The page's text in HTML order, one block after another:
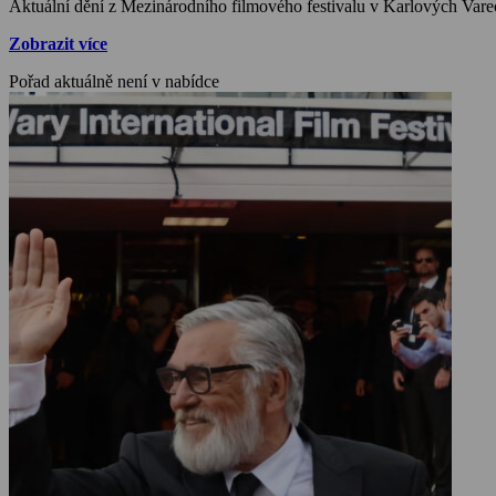
Aktuální dění z Mezinárodního filmového festivalu v Karlových
Zobrazit více
Pořad aktuálně není v nabídce